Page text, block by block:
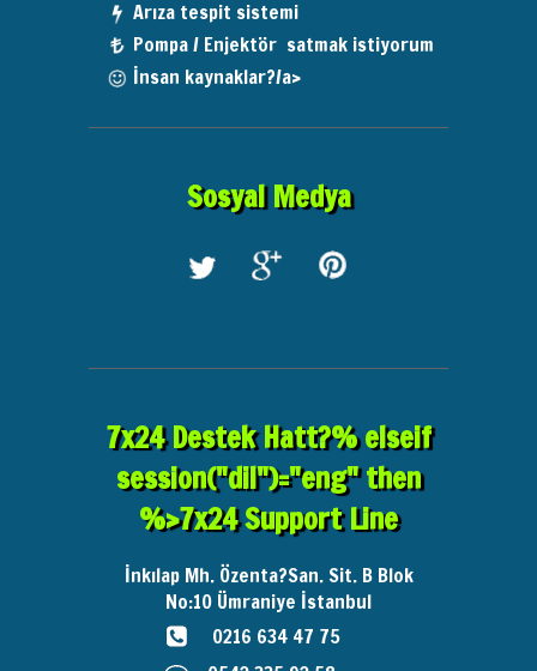
Arıza tespit sistemi
Pompa / Enjektör satmak istiyorum
İnsan kaynaklar?/a>
Sosyal Medya
7x24 Destek Hatt?% elseif
session("dil")="eng" then
%>7x24 Support Line
İnkılap Mh. Özenta?San. Sit. B Blok
No:10 Ümraniye İstanbul
0216 634 47 75